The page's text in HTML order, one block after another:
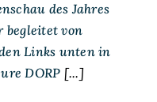
des Jahres
begleitet von
Links unten in
DORP [...]